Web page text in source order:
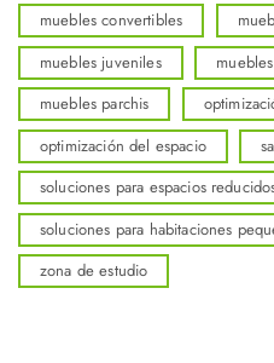
muebles convertibles
muebles juveniles
muebles parchis
optimización del espacio
soluciones para espacios
soluciones para habitaciones
zona de estudio